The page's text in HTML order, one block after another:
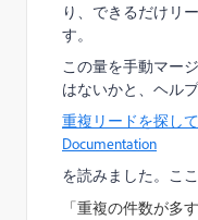
り、できるだけリ
す。
この量を手動マー
はないかと、ヘル
重複リードを探して
Documentation
を読みました。こ
「重複の件数が多